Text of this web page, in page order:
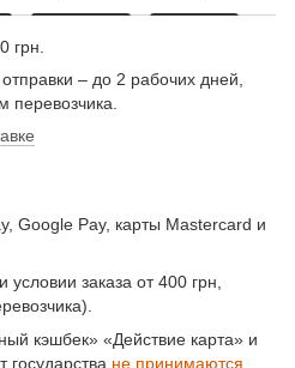
грн.
– до 2 рабочих дней,
перевозчика.
Google Pay, карты Mastercard и
заказа от 400 грн,
кэшбек» «Действие карта» и
государства не принимаются